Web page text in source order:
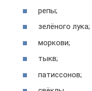
репы;
зелёного лука;
моркови;
тыкв;
патиссонов;